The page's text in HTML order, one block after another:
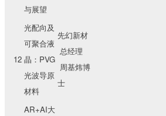
与展望
12
光配向及
可聚合液
晶：PVG
光波导原
材料
先幻新材
总经理
周基炜博
士
AR+AI大